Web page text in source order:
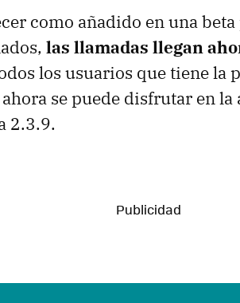
como añadido en una
las llamadas llegan
los usuarios que tiene la
se puede disfrutar en
2.3.9.